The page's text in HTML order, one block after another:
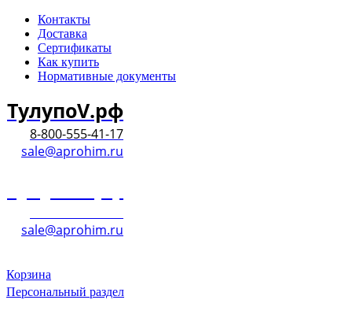
Контакты
Доставка
Сертификаты
Как купить
Нормативные документы
ТулупоV.рф
8-800-555-41-17
sale@aprohim.ru
sale@aprohim.ru
Корзина
Персональный раздел